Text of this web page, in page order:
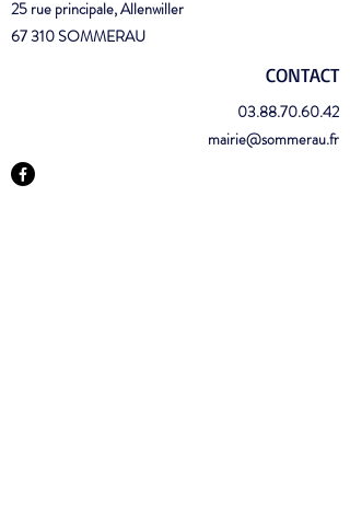
25 rue principale, Allenwiller
67 310 SOMMERAU
CONTACT
03.88.70.60.42
mairie@sommerau.fr